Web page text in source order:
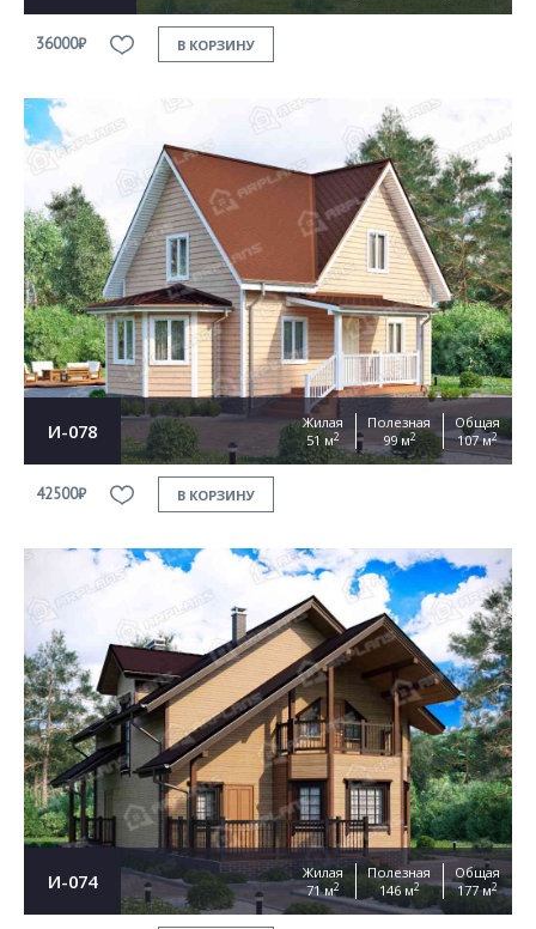
36000₽ В КОРЗИНУ
И-078
Жилая
51 м2
Полезная
99 м2
Общая
107 м2
42500₽ В КОРЗИНУ
И-074
Жилая
71 м2
Полезная
146 м2
Общая
177 м2